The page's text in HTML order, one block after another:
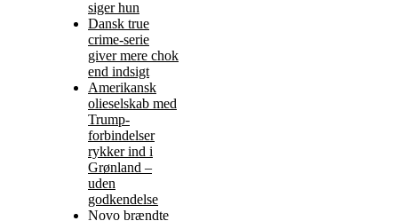
siger hun
Dansk true
crime-serie
giver mere chok
end indsigt
Amerikansk
olieselskab med
Trump-
forbindelser
rykker ind i
Grønland –
uden
godkendelse
Novo brændte